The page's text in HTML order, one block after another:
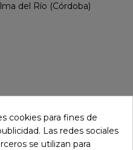
del Río (Córdoba)
cookies para fines de
Las redes sociales
se utilizan para